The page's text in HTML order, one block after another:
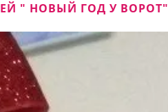
" НОВЫЙ ГОД У ВОРОТ"